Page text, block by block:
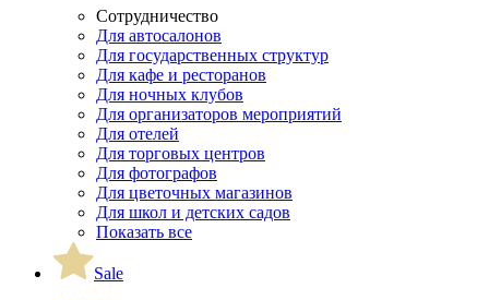
Сотрудничество
Для автосалонов
Для государственных структур
Для кафе и ресторанов
Для ночных клубов
Для организаторов мероприятий
Для отелей
Для торговых центров
Для фотографов
Для цветочных магазинов
Для школ и детских садов
Показать все
Sale